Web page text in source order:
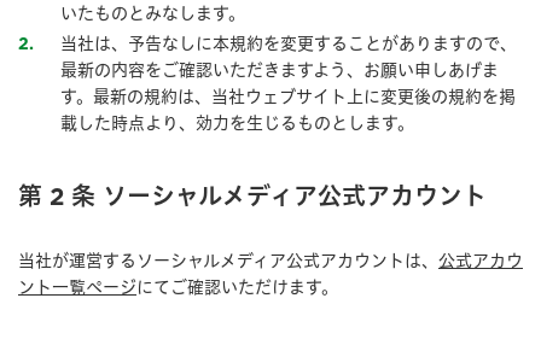
いたものとみなします。
2
当社は、予告なしに本規約を変更することがありますので、
最新の内容をご確認いただきますよう、お願い申しあげま
す。最新の規約は、当社ウェブサイト上に変更後の規約を掲
載した時点より、効力を生じるものとします。
第 2 条 ソーシャルメディア公式アカウント
当社が運営するソーシャルメディア公式アカウントは、 公式アカウ
ント一覧ページにてご確認いただけます。